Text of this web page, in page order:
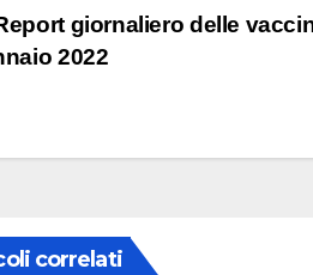
giornaliero delle
2022
correlati